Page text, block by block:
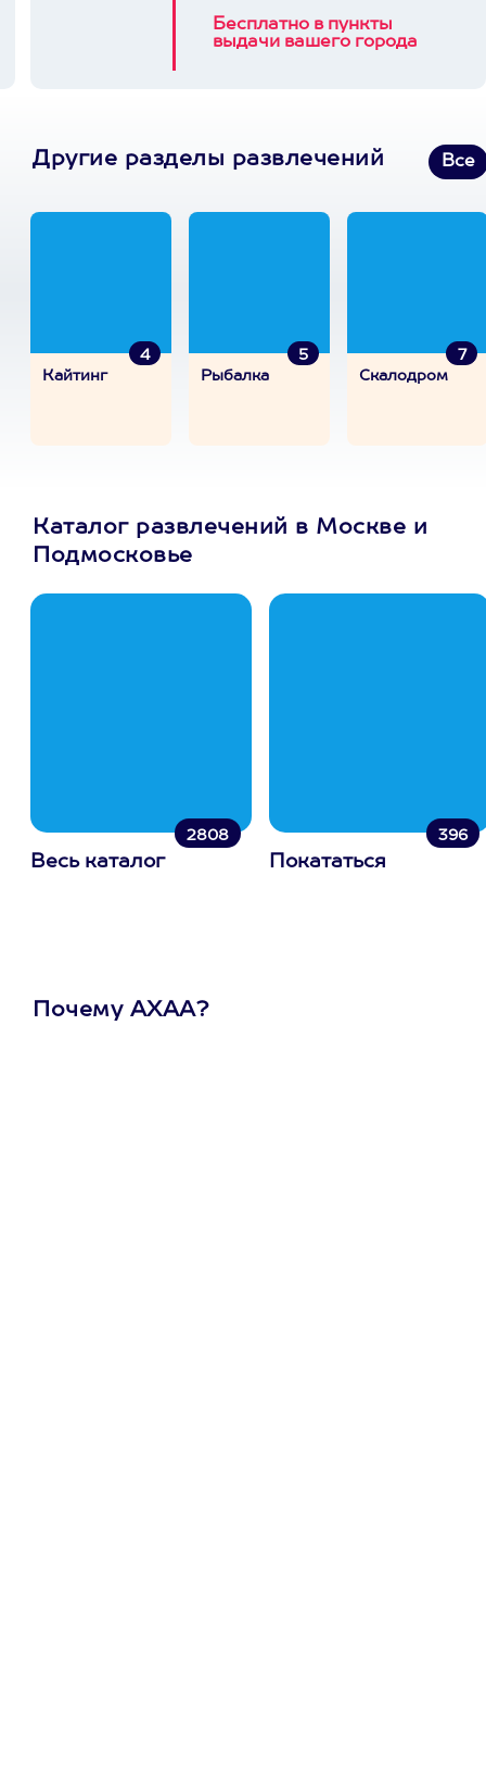
Бесплатно в пункты
выдачи вашего города
Другие разделы развлечений Все
4
Кайтинг
5
Рыбалка
7
Скалодром
Каталог развлечений в Москве и
Подмосковье
2808
Весь каталог
396
Покататься
Почему АХАА?